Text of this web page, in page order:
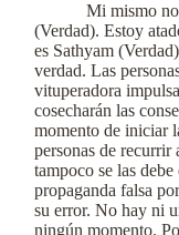
Mi mismo
(Verdad). Estoy
es Sathyam
verdad. Las
vituperadora
cosecharán las
momento de iniciar
personas de recurrir
tampoco se las
propaganda falsa
su error. No hay ni
ningún momento.